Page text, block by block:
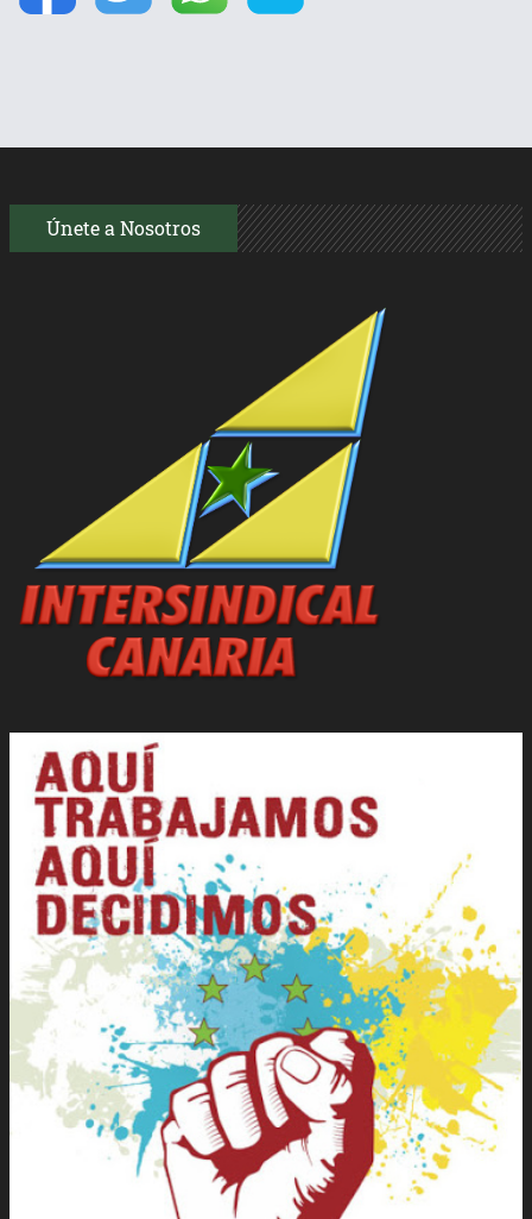
Únete a Nosotros